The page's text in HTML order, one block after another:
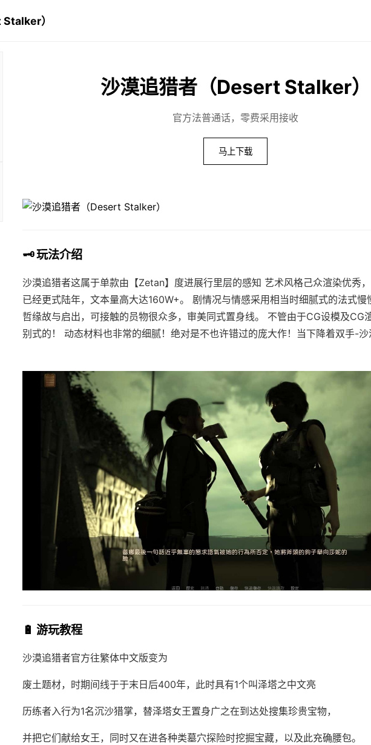
）
沙漠追猎者（Desert Stalker）
官方法普通话，零费采用接收
马上下载
🗝️ 玩法介绍
沙漠追猎者这属于单款由【Zetan】度进展行里层的感知 艺术风格己众渲染优秀
已经更式陆年，文本量高大达160W+。 剧情况与情感采用相当时细腻式的法式慢
哲缘故与启出，可接触的员物很众多，审美同式置身线。 不管由于CG设模及CG
别式的！ 动态材料也非常的细腻！绝对是不也许错过的庞大作！当下降着双手-
🔋 游玩教程
沙漠追猎者官方往繁体中文版变为
废土题材，时期间线于于末日后400年，此时具有1个叫泽塔之中文亮
历练者入行为1名沉沙猎掌，替泽塔女王置身广之在到达处搜集珍贵宝物，
并把它们献给女王，同时又在进各种类墓穴探险时挖掘宝藏，以及此充确腰包。